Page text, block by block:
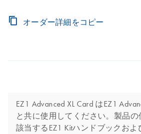
オーダー詳細をコピー
EZ1 Advanced XL Card はEZ1
と共に使用してください。製品
該当するEZ1 Kitハンドブックおよ